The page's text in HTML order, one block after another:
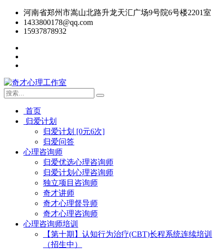
河南省郑州市嵩山北路升龙天汇广场9号院6号楼2201室
1433800178@qq.com
15937878932
首页
归爱计划
归爱计划 [0元6次]
归爱问答
心理咨询师
归爱优选心理咨询师
归爱计划心理咨询师
独立项目咨询师
奇才讲师
奇才心理督导师
奇才心理咨询师
心理咨询师培训
【第十期】认知行为治疗(CBT)长程系统连续培训
（招生中）